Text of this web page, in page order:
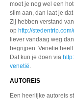
moet je nog wel een
slim aan, dan laat je
Zij hebben verstand
op http://
liever vandaag weg
begrijpen. Venetië
Dat kun je doen via
venetië.
AUTOREIS
Een heerlijke autoreis